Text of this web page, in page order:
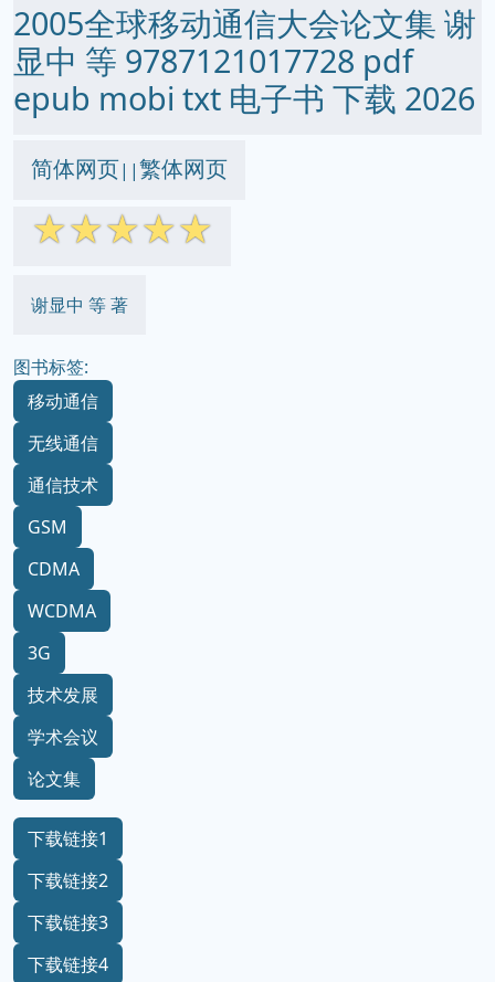
2005全球移动通信大会论文集 谢
显中 等 9787121017728 pdf
epub mobi txt 电子书 下载 2026
简体网页||繁体网页
☆☆☆☆☆
谢显中 等 著
图书标签:
移动通信
无线通信
通信技术
GSM
CDMA
WCDMA
3G
技术发展
学术会议
论文集
下载链接1
下载链接2
下载链接3
下载链接4